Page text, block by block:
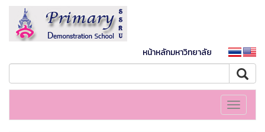
หน้าหลักมหาวิทยาลัย
Toggle